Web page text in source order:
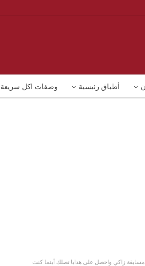
أطباق رئيسية وصفات اكل سريعة
زاكي واحصل على هدايا تصلك أينما كنت